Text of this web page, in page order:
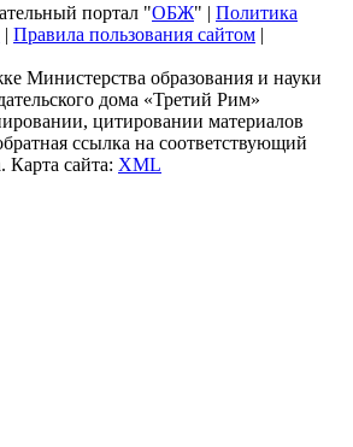
портал "ОБЖ" | Политика
| Правила пользования сайтом |
Министерства образования и науки
дома «Третий Рим»
цитировании материалов
ссылка на соответствующий
Карта сайта: XML